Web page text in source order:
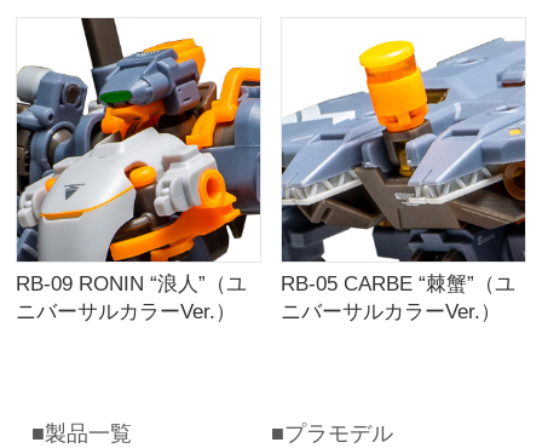
RB-09 RONIN “浪人”（ユ
ニバーサルカラーVer.）
RB-05 CARBE “棘蟹”（ユ
ニバーサルカラーVer.）
製品一覧
プラモデル